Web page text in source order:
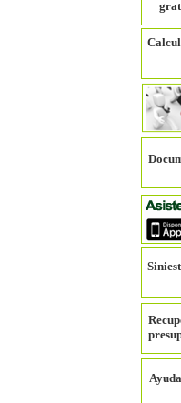
Ayuda